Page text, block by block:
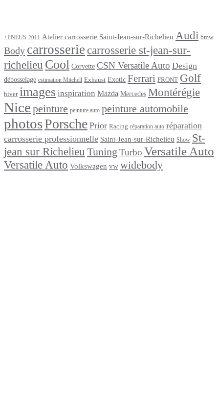
+PNEUS 2011 Atelier carrosserie Saint-Jean-sur-Richelieu Audi bmw
Body carrosserie carrosserie st-jean-sur-
richelieu Cool Corvette CSN Versatile Auto Design
débosselage estimation Mitchell Exhaust Exotic Ferrari FRONT Golf
hiver images inspiration Mazda Mercedes Montérégie
Nice peinture peinture auto peinture automobile
photosPorsche Prior Racing réparation auto réparation
carrosserie professionnelle Saint-Jean-sur-Richelieu Show St-
jean sur Richelieu Tuning Turbo Versatile Auto
Versatile Auto Volkswagen vw widebody